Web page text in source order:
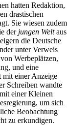
hatten Redaktion,
drastischen
Sie wiesen zudem
der jungen Weltaus
die Deutsche
unter Verweis
Werbeplätzen,
und eine
mit einer Anzeige
Schreiben wandte
einer Kleinen
um sich
Beobachtung
zu erkundigen.